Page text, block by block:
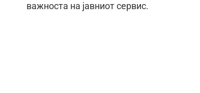
важноста на јавниот сервис.